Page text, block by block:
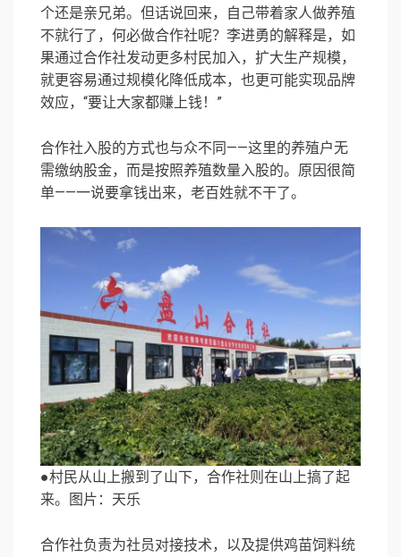
个还是亲兄弟。但话说回来，自己带着家人做养殖
不就行了，何必做合作社呢？李进勇的解释是，如
果通过合作社发动更多村民加入，扩大生产规模，
就更容易通过规模化降低成本，也更可能实现品牌
效应，“要让大家都赚上钱！”
合作社入股的方式也与众不同——这里的养殖户无
需缴纳股金，而是按照养殖数量入股的。原因很简
单——一说要拿钱出来，老百姓就不干了。
●村民从山上搬到了山下，合作社则在山上搞了起
来。图片：天乐
合作社负责为社员对接技术，以及提供鸡苗饲料统